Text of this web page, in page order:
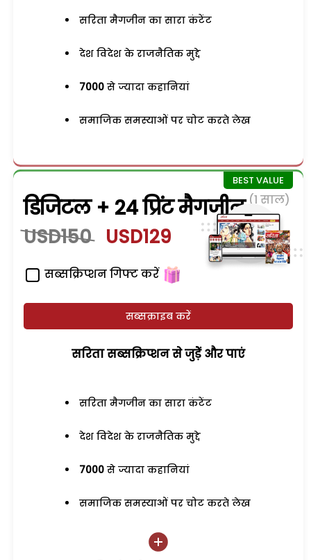
सरिता मैगजीन का सारा कंटेंट
देश विदेश के राजनैतिक मुद्दे
7000 से ज्यादा कहानियां
समाजिक समस्याओं पर चोट करते लेख
डिजिटल + 24 प्रिंट मैगजीन (1 साल)
USD150 USD129
सब्सक्रिप्शन गिफ्ट करें
सब्सक्राइब करें
सरिता सब्सक्रिप्शन से जुड़ेें और पाएं
सरिता मैगजीन का सारा कंटेंट
देश विदेश के राजनैतिक मुद्दे
7000 से ज्यादा कहानियां
समाजिक समस्याओं पर चोट करते लेख